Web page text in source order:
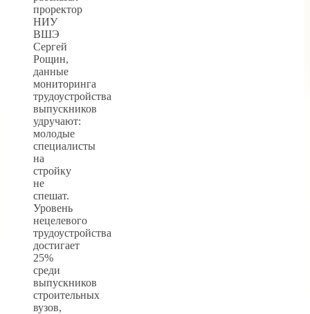
проректор
НИУ
ВШЭ
Сергей
Рощин,
данные
мониторинга
трудоустройства
выпускников
удручают:
молодые
специалисты
на
стройку
не
спешат.
Уровень
нецелевого
трудоустройства
достигает
25%
среди
выпускников
строительных
вузов,